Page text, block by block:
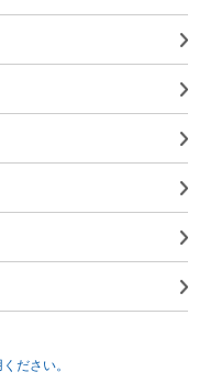
ださい。